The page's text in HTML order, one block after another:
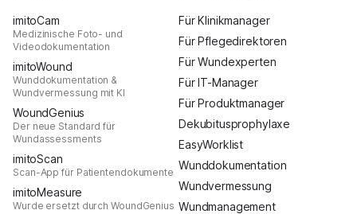
imitoCam
Medizinische Foto- und
Videodokumentation
imitoWound
Wunddokumentation &
Wundvermessung mit KI
WoundGenius
Der neue Standard für
Wundassessments
imitoScan
Scan-App für Patientendokumente
imitoMeasure
Wurde ersetzt durch WoundGenius
Für Klinikmanager
Für Pflegedirektoren
Für Wundexperten
Für IT-Manager
Für Produktmanager
Dekubitusprophylaxe
EasyWorklist
Wunddokumentation
Wundvermessung
Wundmanagement